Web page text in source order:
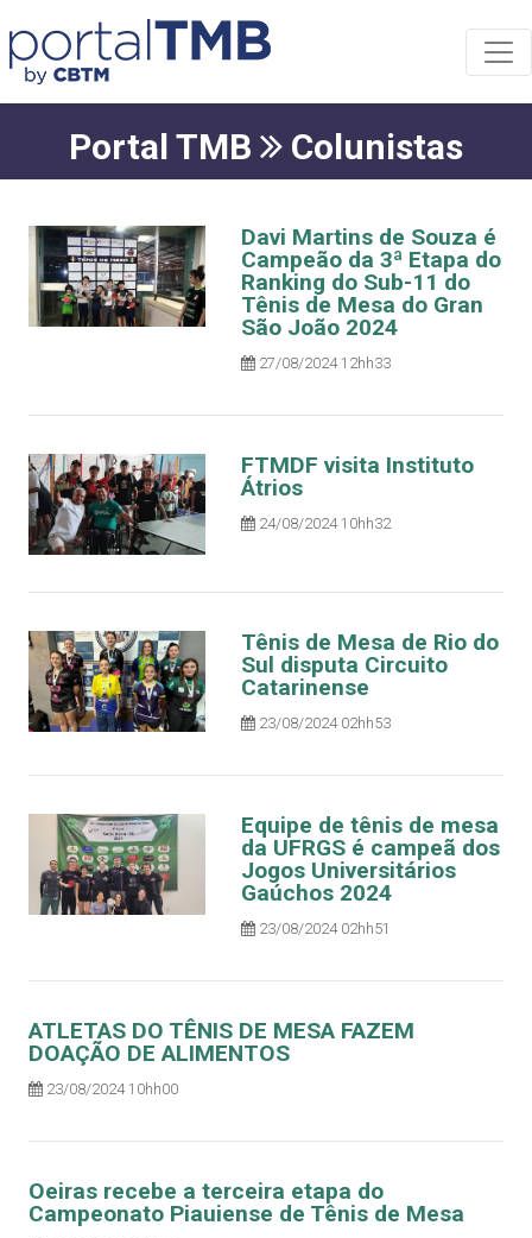
Portal TMB Colunistas
Davi Martins de Souza é
Campeão da 3ª Etapa do
Ranking do Sub-11 do
Tênis de Mesa do Gran
São João 2024
27/08/2024 12hh33
FTMDF visita Instituto
Átrios
24/08/2024 10hh32
Tênis de Mesa de Rio do
Sul disputa Circuito
Catarinense
23/08/2024 02hh53
Equipe de tênis de mesa
da UFRGS é campeã dos
Jogos Universitários
Gaúchos 2024
23/08/2024 02hh51
ATLETAS DO TÊNIS DE MESA FAZEM
DOAÇÃO DE ALIMENTOS
23/08/2024 10hh00
Oeiras recebe a terceira etapa do
Campeonato Piauiense de Tênis de Mesa